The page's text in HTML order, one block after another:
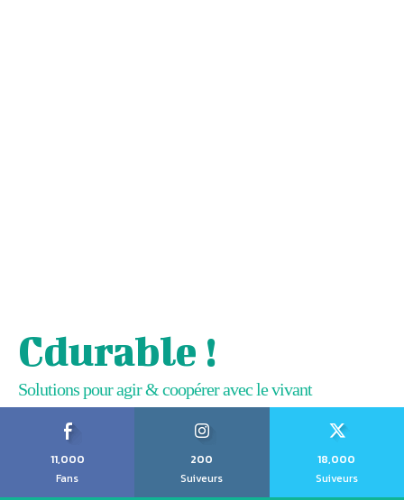
Cdurable !
Solutions pour agir & coopérer avec le vivant
11,000
Fans
200
Suiveurs
18,000
Suiveurs